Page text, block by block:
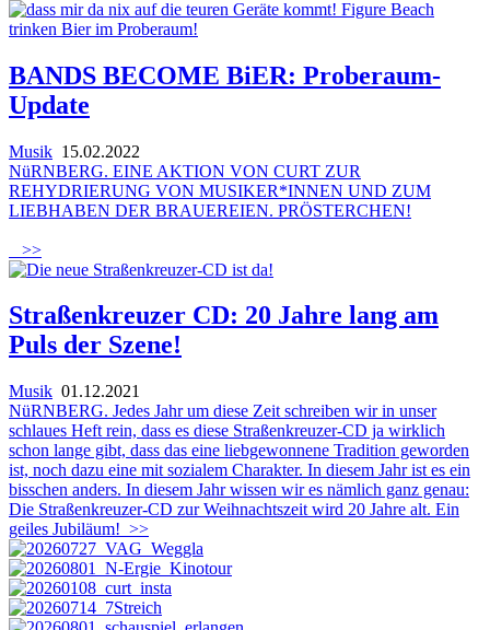
BANDS BECOME BiER: Proberaum-
Update
Musik 15.02.2022
NüRNBERG. EINE AKTION VON CURT ZUR
REHYDRIERUNG VON MUSIKER*INNEN UND ZUM
LIEBHABEN DER BRAUEREIEN. PRÖSTERCHEN!
>>
Straßenkreuzer CD: 20 Jahre lang am
Puls der Szene!
Musik 01.12.2021
NüRNBERG. Jedes Jahr um diese Zeit schreiben wir in unser
schlaues Heft rein, dass es diese Straßenkreuzer-CD ja wirklich
schon lange gibt, dass das eine liebgewonnene Tradition geworden
ist, noch dazu eine mit sozialem Charakter. In diesem Jahr ist es ein
bisschen anders. In diesem Jahr wissen wir es nämlich ganz genau:
Die Straßenkreuzer-CD zur Weihnachtszeit wird 20 Jahre alt. Ein
geiles Jubiläum! >>